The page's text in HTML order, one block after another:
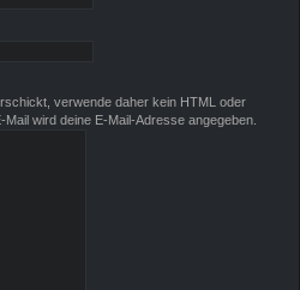
verwende daher kein HTML oder
wird deine E-Mail-Adresse angegeben.